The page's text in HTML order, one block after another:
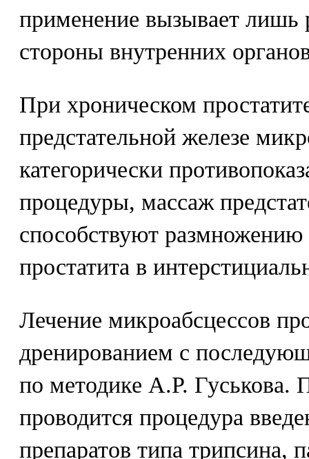
применение вызывает лишь
стороны внутренних
При хроническом
предстательной железе
категорически
процедуры, массаж
способствуют размножению
простатита в
Лечение микроабсцессов
дренированием с
по методике А.Р. Гуськова.
проводится процедура
препаратов типа трипсина,